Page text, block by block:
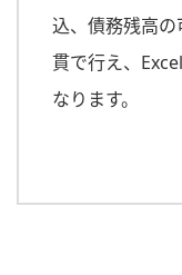
込、債務残高の
貫で行え、
なります。